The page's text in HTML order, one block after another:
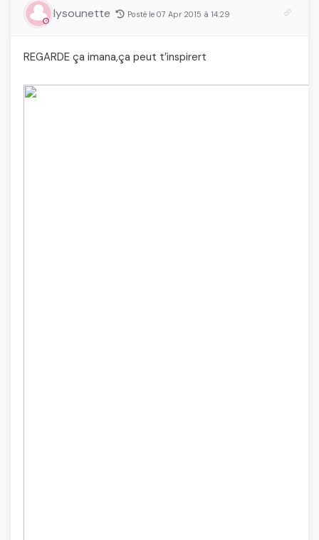
lysounette Posté le 07 Apr 2015 à 14:29
REGARDE ça imana,ça peut t’inspirert